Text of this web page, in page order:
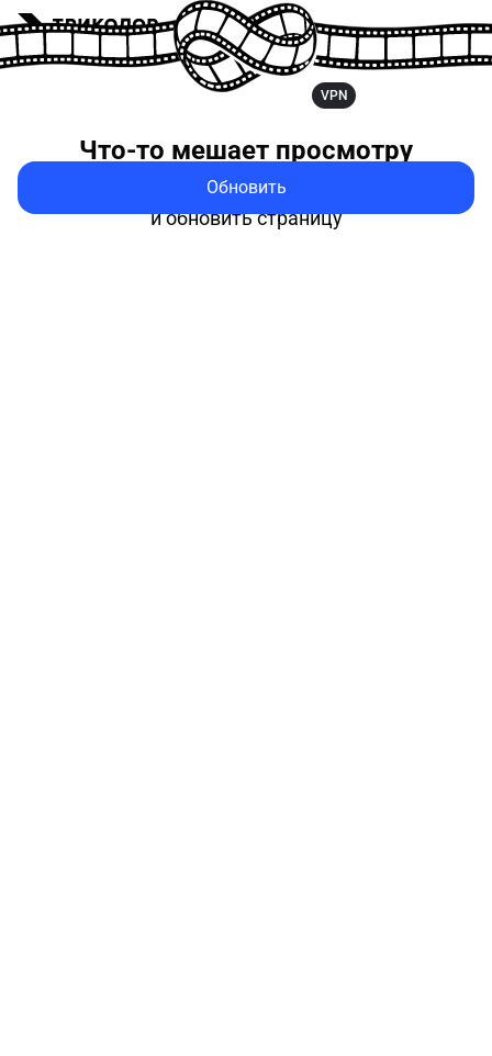
VPN
Что-то мешает просмотру
Попробуйте выключить VPN
и обновить страницу
Обновить